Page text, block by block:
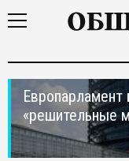
Европарламент
«решительные